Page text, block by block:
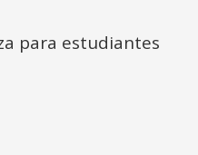
para estudiantes